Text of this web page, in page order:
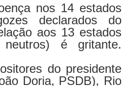
nos 14 estados
declarados do
aos 13 estados
é gritante.
do presidente
Doria, PSDB), Rio